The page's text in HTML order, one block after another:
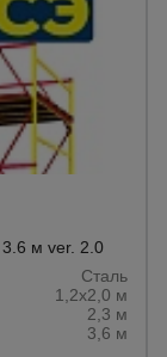
м ver. 2.0
Сталь
1,2х2,0 м
2,3 м
3,6 м